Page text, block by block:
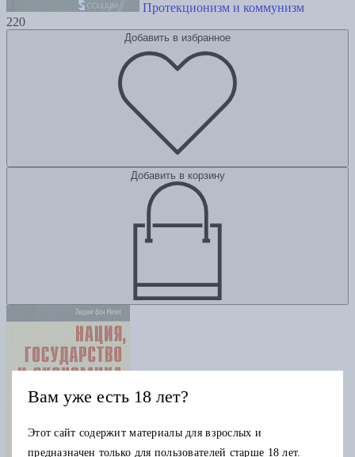
Протекционизм и коммунизм
220
Добавить в избранное
Добавить в корзину
Вам уже есть 18 лет?
Этот сайт содержит материалы для взрослых и
предназначен только для пользователей старше 18 лет.